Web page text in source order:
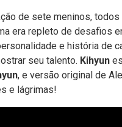
de sete meninos,
era repleto de desafios
e história de
seu talento. Kihyun
, e versão original de
e lágrimas!